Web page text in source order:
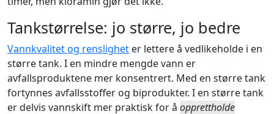
Tankstørrelse: jo større, jo bedre
Vannkvalitet og renslighet er lettere å vedlikeholde i en
større tank. I en mindre mengde vann er
avfallsproduktene mer konsentrert. Med en større tank
fortynnes avfallsstoffer og biprodukter. I en større tank
er delvis vannskift mer praktisk for å opprettholde